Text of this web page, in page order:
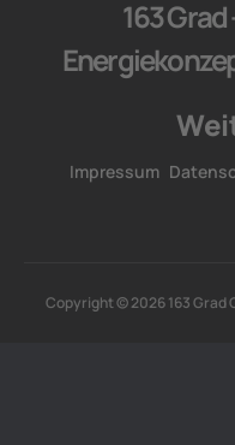
163
Impressum
Copyright © 2026 163 Grad